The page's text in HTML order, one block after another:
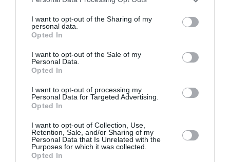
not limited to your visit or usage behaviour. You may click to
grant or deny consent to Google and its third-party tags to
use your data for below specified purposes in below Google
consent section.
I want to opt-out of the Sharing of my
personal data.
Opted In
I want to opt-out of the Sale of my
Personal Data.
Opted In
I want to opt-out of processing my
Personal Data for Targeted Advertising.
Opted In
I want to opt-out of Collection, Use,
Retention, Sale, and/or Sharing of my
Personal Data that Is Unrelated with the
Purposes for which it was collected.
Opted In
Επίσημο: Ο Παναθηναϊκός ανακοίνωσε τον
Λιβάι Γκαρσία
Παίκτης του Παναθηναϊκού είναι και επίσημα ο Λιβάι